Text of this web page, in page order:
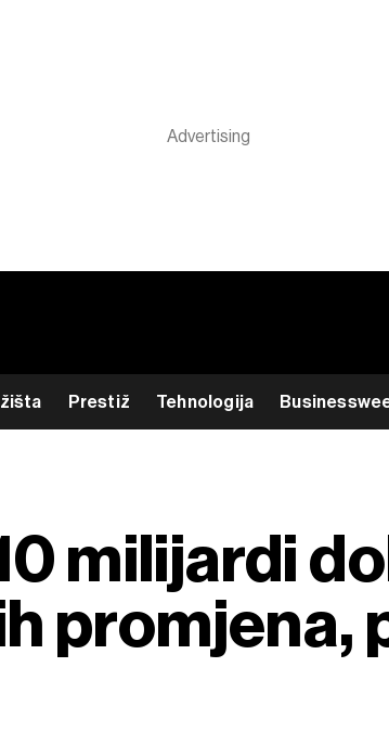
Prestiž Tehnologija
milijardi
promjena,